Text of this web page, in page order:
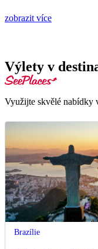
zobrazit více
Výlety v
Využijte skvělé nabídky
Brazílie